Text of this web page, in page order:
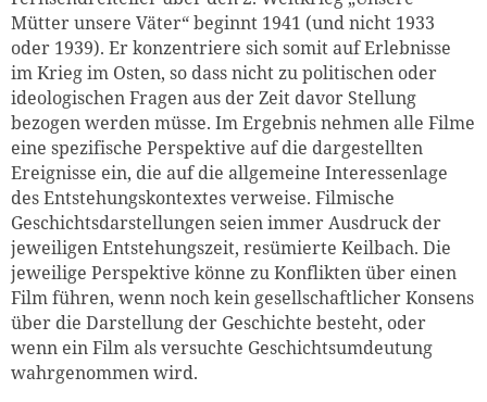
Mütter unsere Väter“ beginnt 1941 (und nicht 1933
oder 1939). Er konzentriere sich somit auf Erlebnisse
im Krieg im Osten, so dass nicht zu politischen oder
ideologischen Fragen aus der Zeit davor Stellung
bezogen werden müsse. Im Ergebnis nehmen alle Filme
eine spezifische Perspektive auf die dargestellten
Ereignisse ein, die auf die allgemeine Interessenlage
des Entstehungskontextes verweise. Filmische
Geschichtsdarstellungen seien immer Ausdruck der
jeweiligen Entstehungszeit, resümierte Keilbach. Die
jeweilige Perspektive könne zu Konflikten über einen
Film führen, wenn noch kein gesellschaftlicher Konsens
über die Darstellung der Geschichte besteht, oder
wenn ein Film als versuchte Geschichtsumdeutung
wahrgenommen wird.